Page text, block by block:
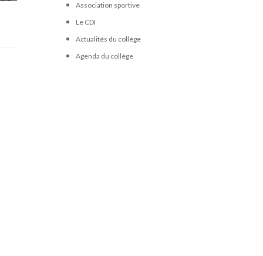
Association sportive
Le CDI
Actualités du collège
Agenda du collège